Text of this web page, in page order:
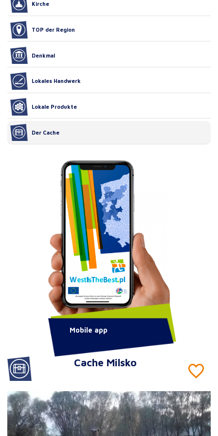
Cache Milsko
Kirche
TOP der Region
Denkmal
Lokales Handwerk
Lokale Produkte
Der Cache
Mobile app